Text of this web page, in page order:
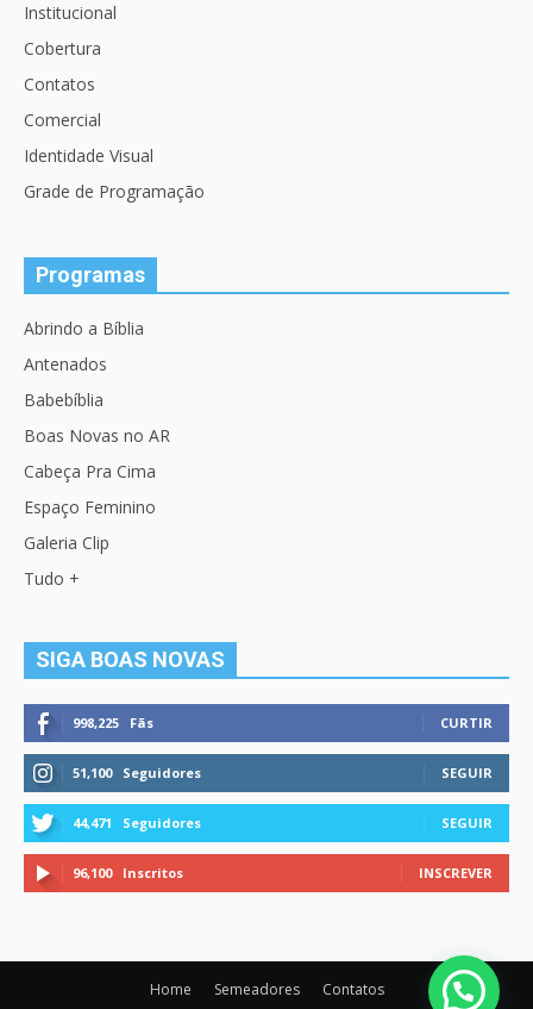
Institucional
Cobertura
Contatos
Comercial
Identidade Visual
Grade de Programação
Programas
Abrindo a Bíblia
Antenados
Babebíblia
Boas Novas no AR
Cabeça Pra Cima
Espaço Feminino
Galeria Clip
Tudo +
SIGA BOAS NOVAS
998,225 Fãs CURTIR
51,100 Seguidores SEGUIR
44,471 Seguidores SEGUIR
96,100 Inscritos INSCREVER
Home Semeadores Contatos